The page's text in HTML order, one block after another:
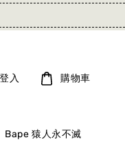
Bape 猿人永不滅
登入 購物車